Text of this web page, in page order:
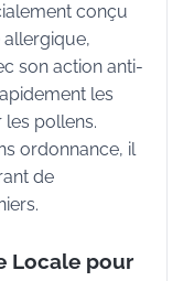
conçu
allergique,
son action anti-
les
pollens.
ordonnance, il
de
Locale pour